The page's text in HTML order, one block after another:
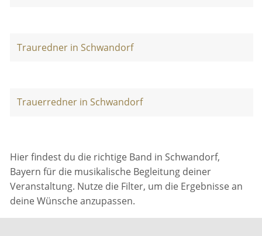
Trauredner in Schwandorf
Trauerredner in Schwandorf
Hier findest du die richtige Band in Schwandorf,
Bayern für die musikalische Begleitung deiner
Veranstaltung. Nutze die Filter, um die Ergebnisse an
deine Wünsche anzupassen.